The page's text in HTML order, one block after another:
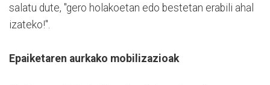
salatu dute, "gero holakoetan edo bestetan erabili ahal
izateko!".
Epaiketaren aurkako mobilizazioak